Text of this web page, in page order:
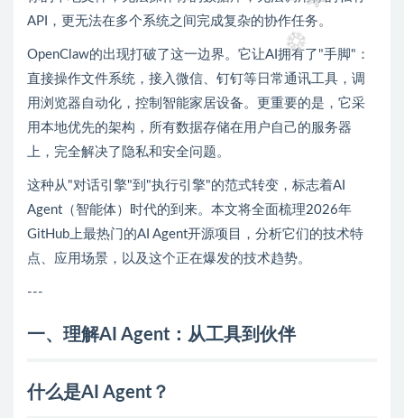
API，更无法在多个系统之间完成复杂的协作任务。
OpenClaw的出现打破了这一边界。它让AI拥有了"手脚"：
直接操作文件系统，接入微信、钉钉等日常通讯工具，调
用浏览器自动化，控制智能家居设备。更重要的是，它采
用本地优先的架构，所有数据存储在用户自己的服务器
上，完全解决了隐私和安全问题。
这种从"对话引擎"到"执行引擎"的范式转变，标志着AI
Agent（智能体）时代的到来。本文将全面梳理2026年
GitHub上最热门的AI Agent开源项目，分析它们的技术特
点、应用场景，以及这个正在爆发的技术趋势。
---
一、理解AI Agent：从工具到伙伴
什么是AI Agent？